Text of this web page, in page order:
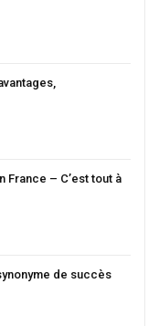
– C’est tout à
de succès